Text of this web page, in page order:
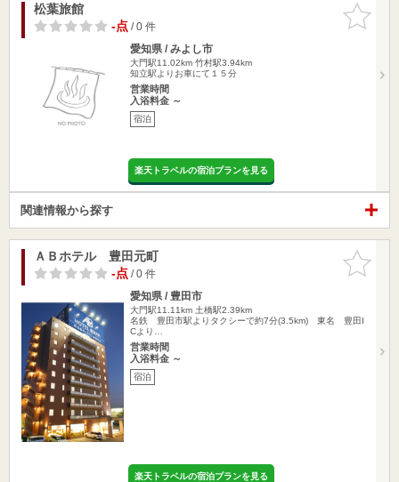
お気に入
りに追加
松葉旅館
-点/ 0 件
愛知県 / みよし市
大門駅11.02km 竹村駅3.94km
知立駅よりお車にて１５分
営業時間
入浴料金 ～
宿泊
楽天トラベルの宿泊プランを見る
関連情報から探す
お気に入
りに追加
ＡＢホテル 豊田元町
-点/ 0 件
愛知県 / 豊田市
大門駅11.11km 土橋駅2.39km
名鉄 豊田市駅よりタクシーで約7分(3.5km) 東名 豊田I
Cより…
営業時間
入浴料金 ～
宿泊
楽天トラベルの宿泊プランを見る